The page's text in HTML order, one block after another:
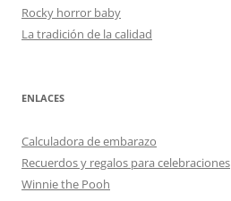
Rocky horror baby
La tradición de la calidad
ENLACES
Calculadora de embarazo
Recuerdos y regalos para celebraciones
Winnie the Pooh